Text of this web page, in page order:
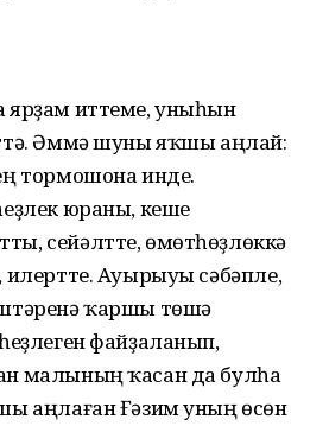
ярҙам иттеме, уныһын
Әммә шуны яҡшы аңлай:
тормошона инде.
юраны, кеше
сейәлтте, өмөтһөҙлөккә
илертте. Ауырыуы сәбәпле,
ҡаршы төшә
файҙаланып,
малының ҡасан да булһа
аңлаған Ғәзим уның өсөн